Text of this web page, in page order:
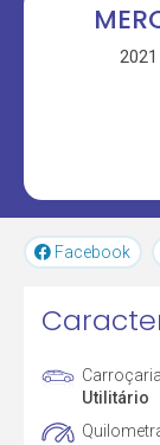
2021
Facebook
Carroçaria
Utilitário